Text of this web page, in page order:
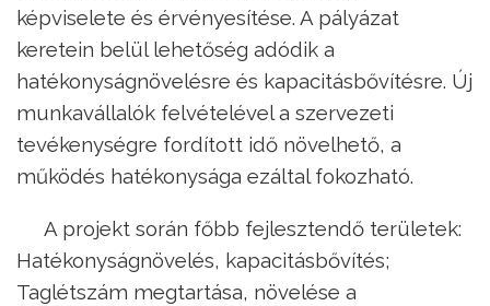
képviselete és érvényesítése. A pályázat
keretein belül lehetőség adódik a
hatékonyságnövelésre és kapacitásbővítésre. Új
munkavállalók felvételével a szervezeti
tevékenységre fordított idő növelhető, a
működés hatékonysága ezáltal fokozható.
A projekt során főbb fejlesztendő területek:
Hatékonyságnövelés, kapacitásbővítés;
Taglétszám megtartása, növelése a